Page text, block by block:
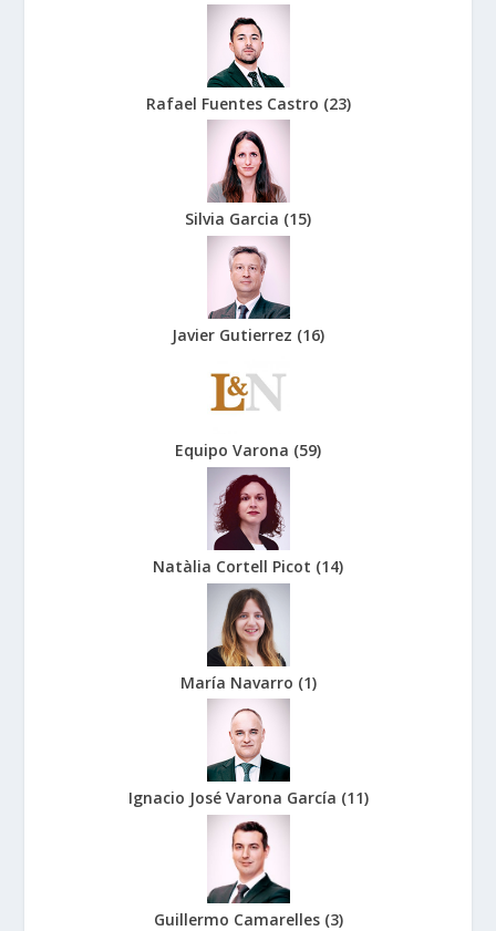
Rafael Fuentes Castro (23)
Silvia Garcia (15)
Javier Gutierrez (16)
Equipo Varona (59)
Natàlia Cortell Picot (14)
María Navarro (1)
Ignacio José Varona García (11)
Guillermo Camarelles (3)